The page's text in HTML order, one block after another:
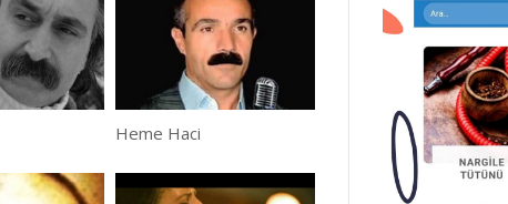
Heme Haci